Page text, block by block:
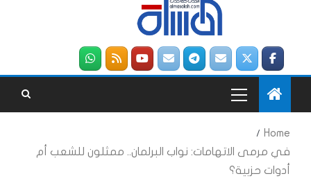
Home
في مرمى الاتهامات: نواب البرلمان.. ممثلون للشعب أم
أدوات حزبية؟